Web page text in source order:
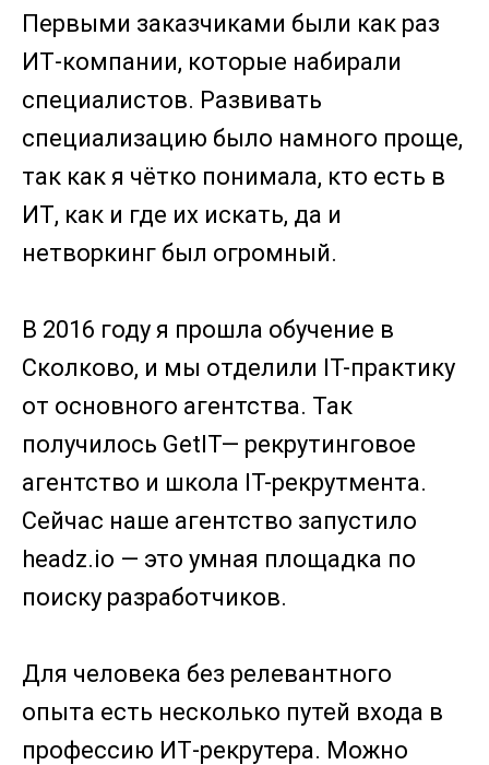
Первыми заказчиками были как раз
ИТ-компании, которые набирали
специалистов. Развивать
специализацию было намного проще,
так как я чётко понимала, кто есть в
ИТ, как и где их искать, да и
нетворкинг был огромный.
В 2016 году я прошла обучение в
Сколково, и мы отделили IT-практику
от основного агентства. Так
получилось GetIT— рекрутинговое
агентство и школа IT-рекрутмента.
Сейчас наше агентство запустило
headz.io — это умная площадка по
поиску разработчиков.
Для человека без релевантного
опыта есть несколько путей входа в
профессию ИТ-рекрутера. Можно